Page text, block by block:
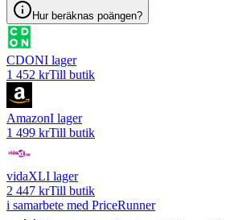
Hur beräknas poängen?
CDONI lager
1 452 krTill butik
AmazonI lager
1 499 krTill butik
vidaXLI lager
2 447 krTill butik
i samarbete med PriceRunner